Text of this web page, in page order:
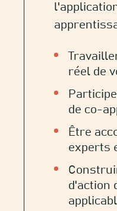
réel de
de co-
Être
experts
d'action